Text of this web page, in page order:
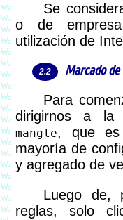
Se considera una instalación doméstica
o de
utilización de
Marcado
Para comenzar este ejercicio, debemos
dirigirnos a la
mangle, que es
mayoría de
y agregado de
Luego de, para empezar a crear las
reglas, solo